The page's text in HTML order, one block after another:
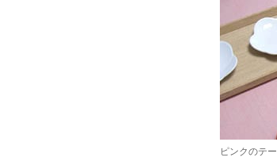
ピンクのテ